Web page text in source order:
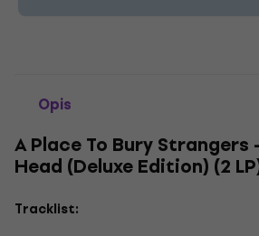
Opis
A Place To Bury Strangers
Head (Deluxe Edition) (2
Tracklist: